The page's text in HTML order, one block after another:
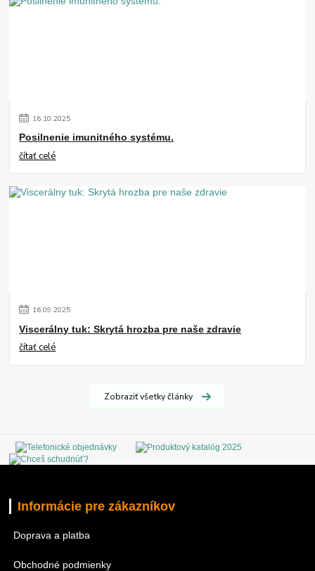
16.10.2025
Posilnenie imunitného systému.
čítať celé
16.09.2025
Viscerálny tuk: Skrytá hrozba pre naše zdravie
čítať celé
Zobraziť všetky články
Informácie pre zákazníkov
Doprava a platba
Obchodné podmienky